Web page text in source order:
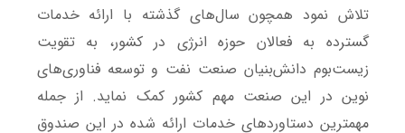
تلاش نمود همچون سال‌های گذشته با ارائه خدمات
گسترده به فعالان حوزه انرژی در کشور، به تقویت
زیست‌بوم دانش‌بنیان صنعت نفت و توسعه فناوری‌های
نوین در این صنعت مهم کشور کمک نماید. از جمله
مهمترین دستاوردهای خدمات ارائه شده در این صندوق